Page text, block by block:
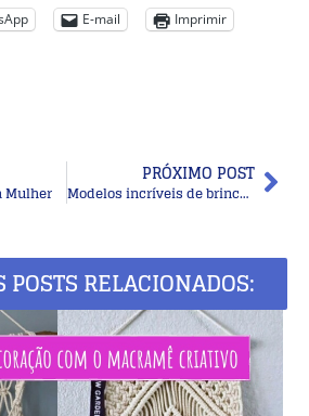
E-mail Imprimir
Mulher
PRÓXIMO POST
Modelos incríveis de brincos de crochê para você se inspirar!
POSTS RELACIONADOS: